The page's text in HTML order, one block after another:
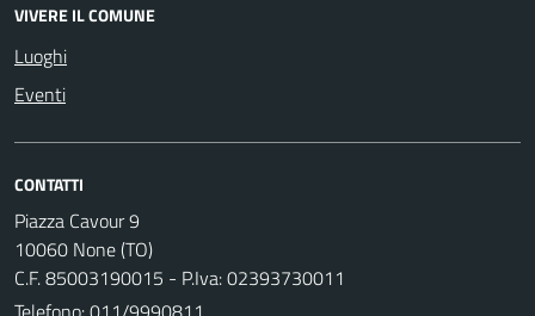
VIVERE IL COMUNE
Luoghi
Eventi
CONTATTI
Piazza Cavour 9
10060 None (TO)
C.F. 85003190015 - P.Iva: 02393730011